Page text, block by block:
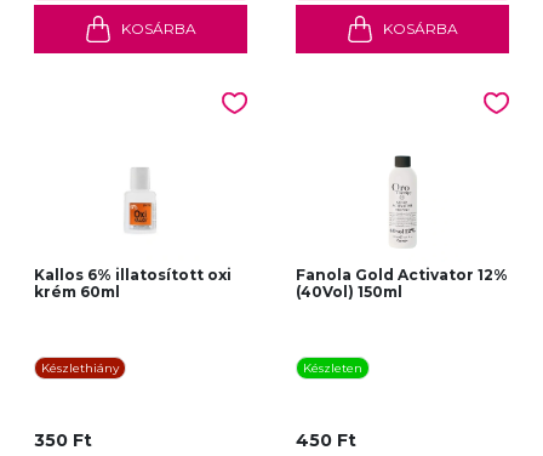
KOSÁRBA KOSÁRBA
Kallos 6% illatosított oxi
krém 60ml
Készlethiány
350 Ft
Fanola Gold Activator 12%
(40Vol) 150ml
Készleten
450 Ft